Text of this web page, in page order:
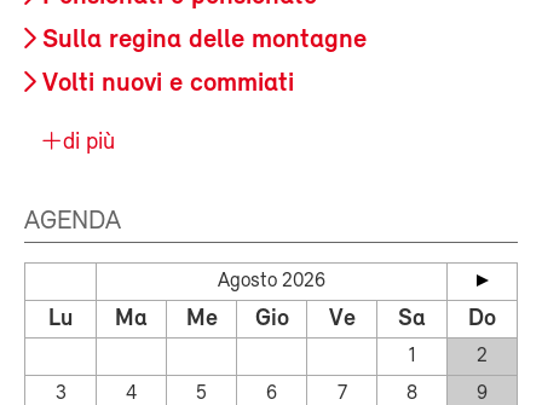
Sulla regina delle montagne
Volti nuovi e commiati
di più
AGENDA
Agosto 2026
Lu Ma Me Gio Ve Sa Do
1
2
3
4 5 6 7 8
9